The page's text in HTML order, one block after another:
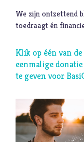
Identiteit
Categorieën
Blog
Video
Alle
We zijn ontzettend
toedraagt én
Klik op één van
eenmalige
te geven voor